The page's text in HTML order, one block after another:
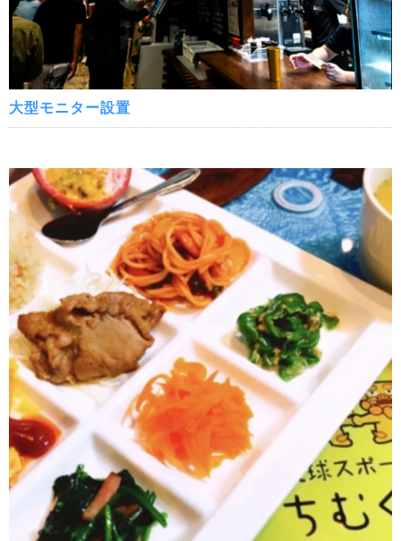
大型モニター設置